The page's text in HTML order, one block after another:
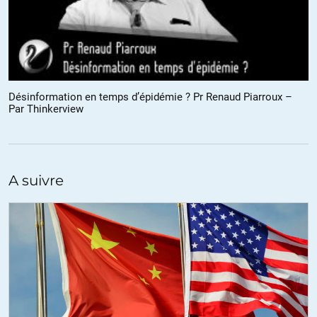
collectivement .l AEC .ce n est d ailleurs pas le seul intellectuel
courant les plateaux avec de supers constats sur la situation
catastrophique actuelle mais refusant(alimentairement?) de s
engager poliquement .la faillite des intellectuels francais est
consternante!
+11 ALERTER
gracques//15.04.2021 à 06h23
militant ou’d’un politique …
+2 ALERTER
Grd-mère Michelle// 17.04.2021 à 17h05
Heu… Qu’est-ce que vous dites? Je ne comprends pas.
ALERTER
Désinformation en temps d’épidémie ? Pr Renaud Piarroux –
Par Thinkerview
A suivre